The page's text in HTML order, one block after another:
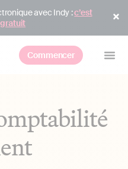
avec Indy :c’est
Commencer